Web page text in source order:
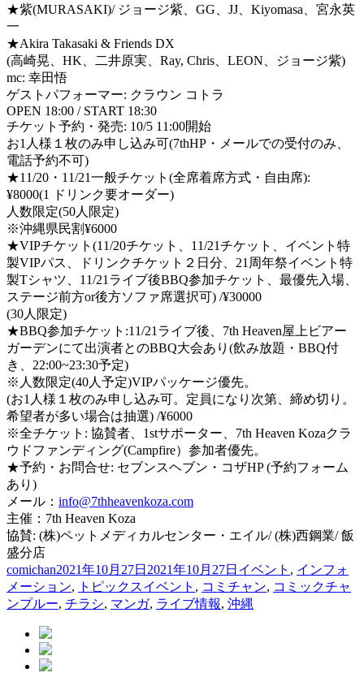
★紫(MURASAKI)/ ジョージ紫、GG、JJ、Kiyomasa、宮永英
一
★Akira Takasaki & Friends DX
(高崎晃、HK、二井原実、Ray, Chris、LEON、ジョージ紫)
mc: 幸田悟
ゲストパフォーマー: クラウン コトラ
OPEN 18:00 / START 18:30
チケット予約・発売: 10/5 11:00開始
お1人様１枚のみ申し込み可(7thHP・メールでの受付のみ、
電話予約不可)
★11/20・11/21一般チケット(全席着席方式・自由席):
¥8000(1 ドリンク要オーダー)
人数限定(50人限定)
※沖縄県民割¥6000
★VIPチケット(11/20チケット、11/21チケット、イベント特
製VIPパス、ドリンクチケット２日分、21周年祭イベント特
製Tシャツ、11/21ライブ後BBQ参加チケット、最優先入場、
ステージ前方or後方ソファ席選択可) /¥30000
(30人限定)
★BBQ参加チケット:11/21ライブ後、7th Heaven屋上ビアー
ガーデンにて出演者とのBBQ大会あり(飲み放題・BBQ付
き、22:00~23:30予定)
※人数限定(40人予定)VIPパッケージ優先。
(お1人様１枚のみ申し込み可。定員になり次第、締め切り。
希望者が多い場合は抽選) /¥6000
※全チケット: 協賛者、1stサポーター、7th Heaven Kozaクラ
ウドファンディング(Campfire）参加者優先。
★予約・お問合せ: セブンスヘブン・コザHP (予約フォーム
あり)
メール： info@7thheavenkoza.com
主催：7th Heaven Koza
協賛: (株)ペットメディカルセンター・エイル/ (株)西鋼業/ 飯
盛分店
投
稿
者
comichan投
稿
日:
2021年10月27日 2021年10月27日 カ
テ
ゴ
イベント , インフォ
メーション, トピックスタ
グ
イベント , コミチャン, コミックチャ
ンプルー, チラシ, マンガ, ライブ情報, 沖縄